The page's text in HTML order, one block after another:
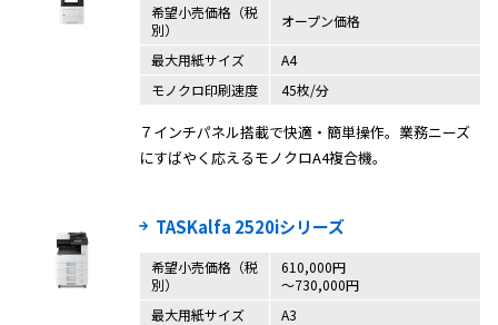
希望小売価格（税
別）
オープン価格
最大用紙サイズ
A4
モノクロ印刷速度
45枚/分
７インチパネル搭載で快適・簡単操作。業務ニーズ
にすばやく応えるモノクロA4複合機。
TASKalfa 2520iシリーズ
希望小売価格（税
別）
610,000円
〜730,000円
最大用紙サイズ
A3